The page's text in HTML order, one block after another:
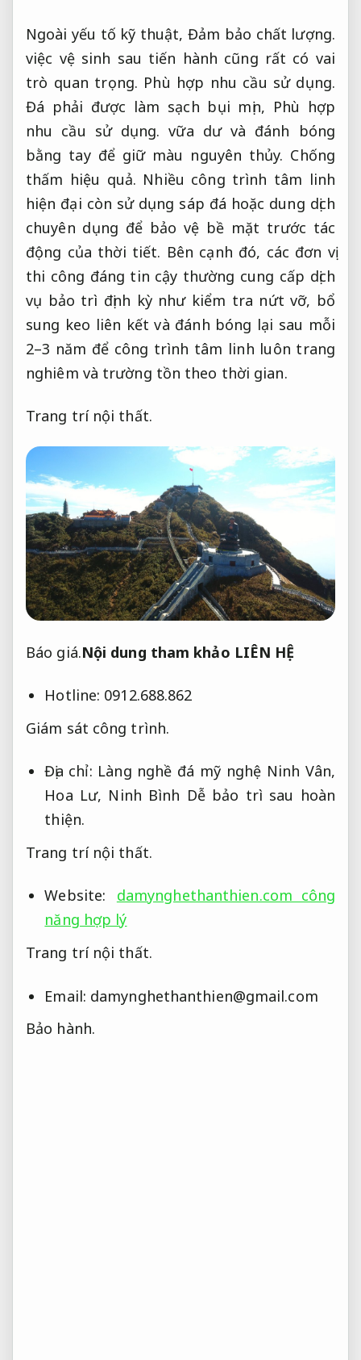
Ngoài yếu tố kỹ thuật,Đảm bảo chất lượng.
việc vệ sinh sau tiến hành cũng rất có vai
trò quan trọng. Phù hợp nhu cầu sử dụng.
Đá phải được làm sạch bụi mịn, Phù hợp
nhu cầu sử dụng. vữa dư và đánh bóng
bằng tay để giữ màu nguyên thủy. Chống
thấm hiệu quả. Nhiều công trình tâm linh
hiện đại còn sử dụng sáp đá hoặc dung dịch
chuyên dụng để bảo vệ bề mặt trước tác
động của thời tiết. Bên cạnh đó, các đơn vị
thi công đáng tin cậy thường cung cấp dịch
vụ bảo trì định kỳ như kiểm tra nứt vỡ, bổ
sung keo liên kết và đánh bóng lại sau mỗi
2–3 năm để công trình tâm linh luôn trang
nghiêm và trường tồn theo thời gian.
Trang trí nội thất.
Báo giá.Nội dung tham khảo LIÊN HỆ
Hotline: 0912.688.862
Giám sát công trình.
Địa chỉ: Làng nghề đá mỹ nghệ Ninh Vân,
Hoa Lư, Ninh Bình Dễ bảo trì sau hoàn
thiện.
Trang trí nội thất.
Website:
damynghethanthien.com công
năng hợp lý
Trang trí nội thất.
Email: damynghethanthien@gmail.com
Bảo hành.